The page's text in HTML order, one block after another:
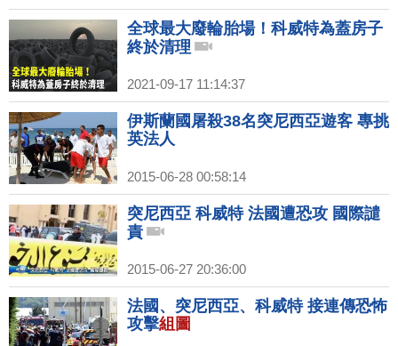
全球最大廢輪胎場！科威特為蓋房子
終於清理
2021-09-17 11:14:37
伊斯蘭國屠殺38名突尼西亞遊客 專挑
英法人
2015-06-28 00:58:14
突尼西亞 科威特 法國遭恐攻 國際譴
責
2015-06-27 20:36:00
法國、突尼西亞、科威特 接連傳恐怖
攻擊組圖